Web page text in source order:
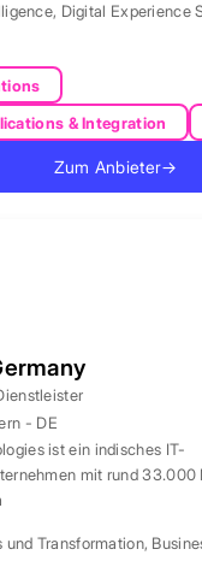
, Digital Experience
& Integration
Zum Anbieter→
- DE
ist ein indisches IT-
mit rund 33.000
Automatisierung und KI.
und Transformation,